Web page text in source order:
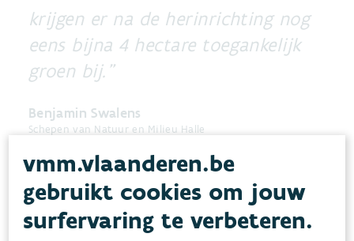
krijgen er na de herinrichting nog
eens bijna 4 hectare toegankelijk
groen bij.
Benjamin Swalens
Schepen van Natuur en Milieu Halle
De inrichting van de Zenneweide kost bijna 1,6
miljoen euro. Voor de realisatie van het project
kan de stad rekenen op gezamenlijke
vmm.vlaanderen.be
gebruikt cookies om jouw
surfervaring te verbeteren.